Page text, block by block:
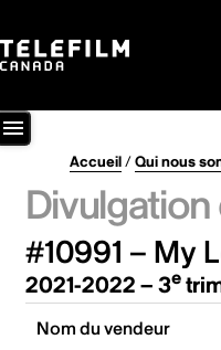
Accueil/Qui nous
#10991 – My
2021-2022 – 3e
Nom du vendeur